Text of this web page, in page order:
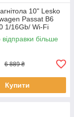
10" Lesko
Passat B6
1/16Gb/ Wi-Fi
шт.більше
6 889 ₴
Купити